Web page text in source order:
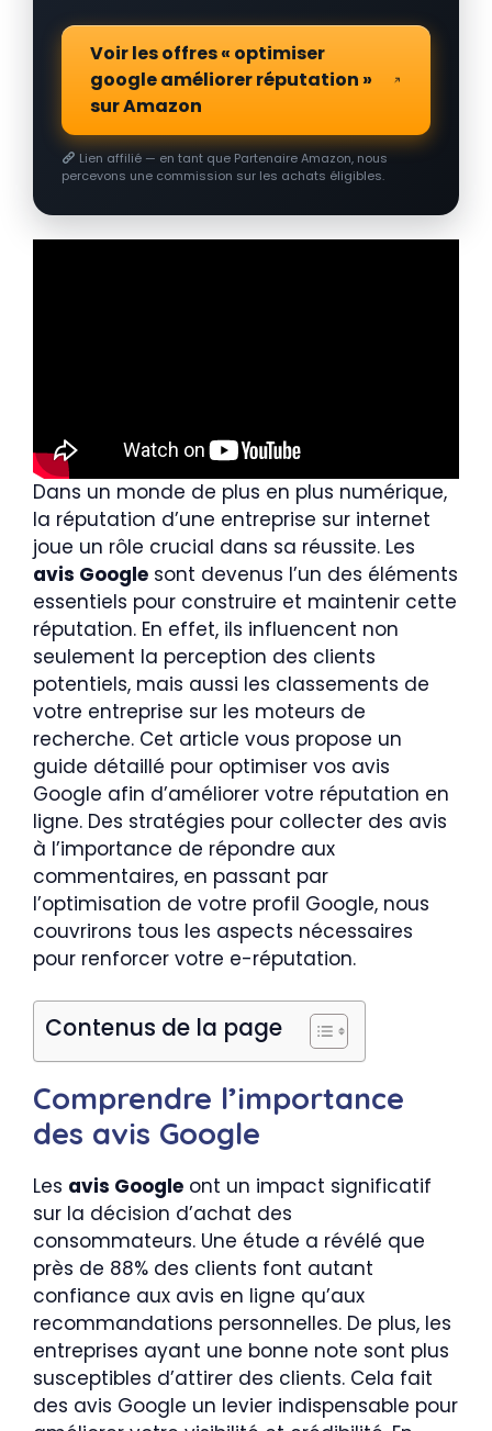
Voir les offres « optimiser
google améliorer réputation »
sur Amazon
Lien affilié — en tant que Partenaire Amazon, nous
percevons une commission sur les achats éligibles.
Dans un monde de plus en plus numérique,
la réputation d’une entreprise sur internet
joue un rôle crucial dans sa réussite. Les
avis Google sont devenus l’un des éléments
essentiels pour construire et maintenir cette
réputation. En effet, ils influencent non
seulement la perception des clients
potentiels, mais aussi les classements de
votre entreprise sur les moteurs de
recherche. Cet article vous propose un
guide détaillé pour optimiser vos avis
Google afin d’améliorer votre réputation en
ligne. Des stratégies pour collecter des avis
à l’importance de répondre aux
commentaires, en passant par
l’optimisation de votre profil Google, nous
couvrirons tous les aspects nécessaires
pour renforcer votre e-réputation.
Contenus de la page
Comprendre l’importance
des avis Google
Les avis Google ont un impact significatif
sur la décision d’achat des
consommateurs. Une étude a révélé que
près de 88% des clients font autant
confiance aux avis en ligne qu’aux
recommandations personnelles. De plus, les
entreprises ayant une bonne note sont plus
susceptibles d’attirer des clients. Cela fait
des avis Google un levier indispensable pour